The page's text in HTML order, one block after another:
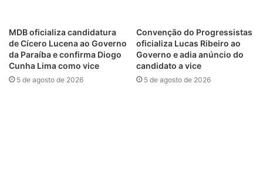
MDB oficializa candidatura
de Cícero Lucena ao Governo
da Paraíba e confirma Diogo
Cunha Lima como vice
5 de agosto de 2026
Convenção do Progressistas
oficializa Lucas Ribeiro ao
Governo e adia anúncio do
candidato a vice
5 de agosto de 2026